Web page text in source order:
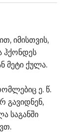
იმისთვის,
ჰქონდეს
მეტი ქულა.
ე. წ.
გავიდნენ,
საგანში